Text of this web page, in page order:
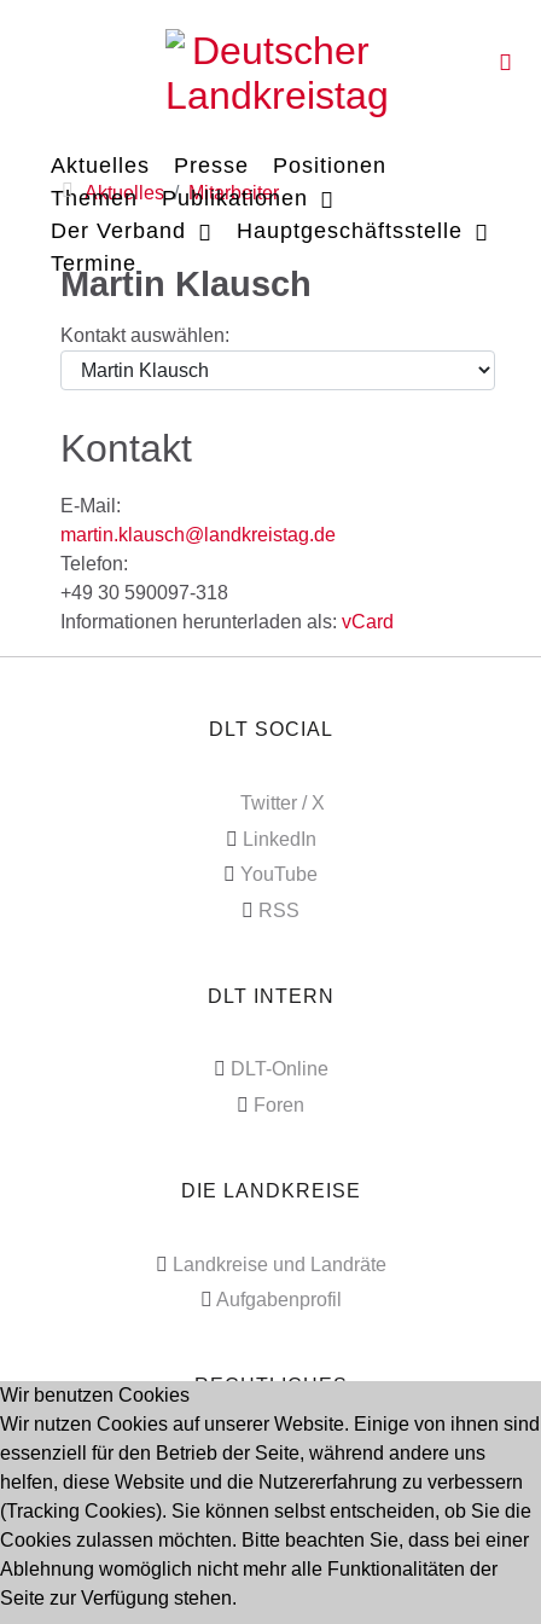
Aktuelles Presse
Positionen
Themen
Publikationen
Der Verband
Hauptgeschäftsstelle
Termine
Aktuelles Mitarbeiter
Martin Klausch
Kontakt auswählen:
Kontakt
E-Mail:
martin.klausch@landkreistag.de
Telefon:
+49 30 590097-318
Informationen herunterladen als: vCard
DLT SOCIAL
Twitter / X
LinkedIn
YouTube
RSS
DLT INTERN
DLT-Online
Foren
DIE LANDKREISE
Landkreise und Landräte
Aufgabenprofil
RECHTLICHES
Impressum
Datenschutz
Seitenanfang
Wir benutzen Cookies
Wir nutzen Cookies auf unserer Website. Einige von ihnen sind
essenziell für den Betrieb der Seite, während andere uns
helfen, diese Website und die Nutzererfahrung zu verbessern
(Tracking Cookies). Sie können selbst entscheiden, ob Sie die
Cookies zulassen möchten. Bitte beachten Sie, dass bei einer
Ablehnung womöglich nicht mehr alle Funktionalitäten der
Seite zur Verfügung stehen.